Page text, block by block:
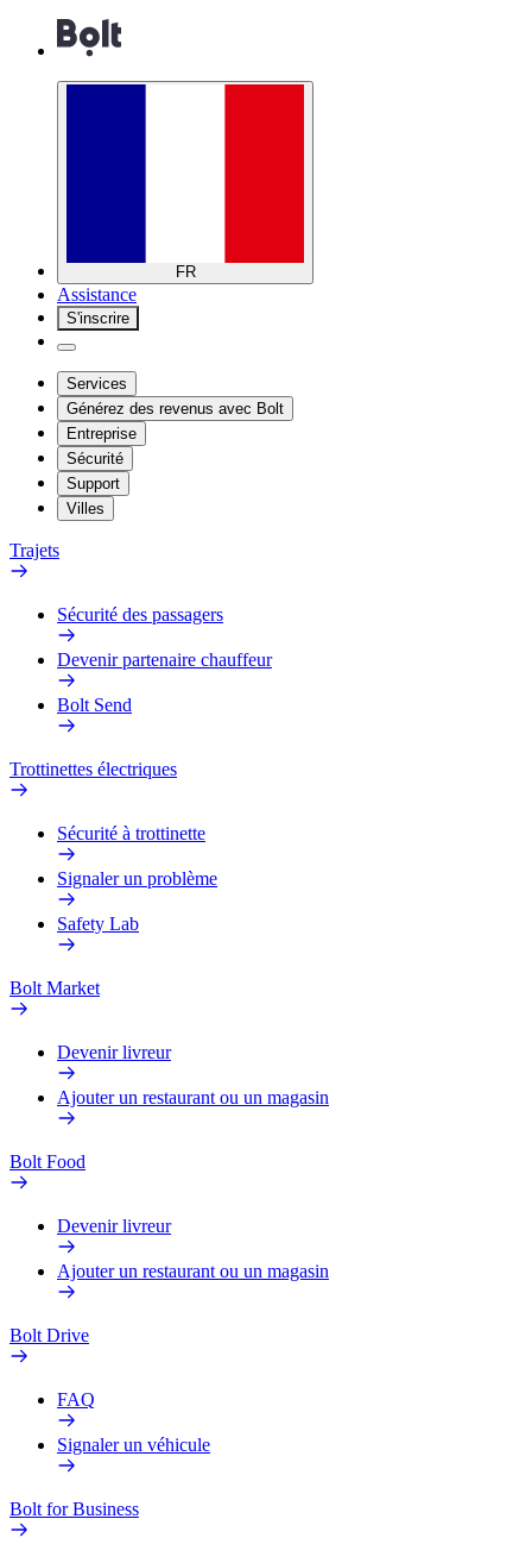
FR
Assistance
S'inscrire
Services
Générez des revenus avec Bolt
Entreprise
Sécurité
Support
Villes
Trajets
Sécurité des passagers
Devenir partenaire chauffeur
Bolt Send
Trottinettes électriques
Sécurité à trottinette
Signaler un problème
Safety Lab
Bolt Market
Devenir livreur
Ajouter un restaurant ou un magasin
Bolt Food
Devenir livreur
Ajouter un restaurant ou un magasin
Bolt Drive
FAQ
Signaler un véhicule
Bolt for Business